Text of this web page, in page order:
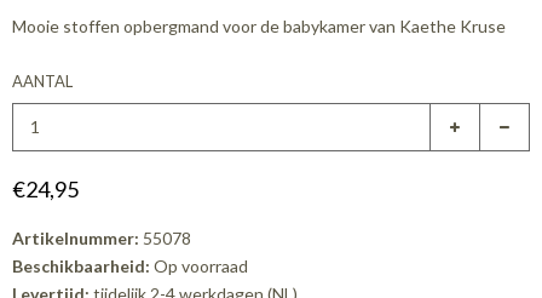
Mooie stoffen opbergmand voor de babykamer van Kaethe Kruse
AANTAL
€24,95
Artikelnummer: 55078
Beschikbaarheid: Op voorraad